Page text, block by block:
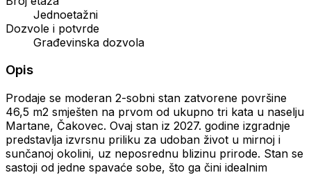
Jednoetažni
Dozvole i potvrde
Građevinska dozvola
Opis
Prodaje se moderan 2-sobni stan zatvorene površine
46,5 m2 smješten na prvom od ukupno tri kata u naselju
Martane, Čakovec. Ovaj stan iz 2027. godine izgradnje
predstavlja izvrsnu priliku za udoban život u mirnoj i
sunčanoj okolini, uz neposrednu blizinu prirode. Stan se
sastoji od jedne spavaće sobe, što ga čini idealnim